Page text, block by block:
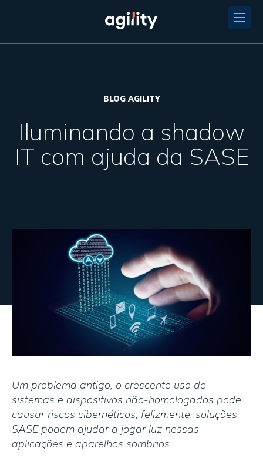
BLOG AGILITY
Iluminando a shadow
IT com ajuda da SASE
Um problema antigo, o crescente uso de
sistemas e dispositivos não-homologados pode
causar riscos cibernéticos; felizmente, soluções
SASE podem ajudar a jogar luz nessas
aplicações e aparelhos sombrios.